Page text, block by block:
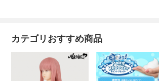
カテゴリおすすめ商品